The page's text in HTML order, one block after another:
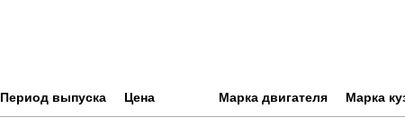
Период выпуска Цена Марка двигателя Марка